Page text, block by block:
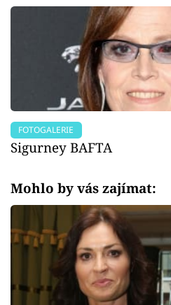
FOTOGALERIE
Sigurney BAFTA
Mohlo by vás zajímat: